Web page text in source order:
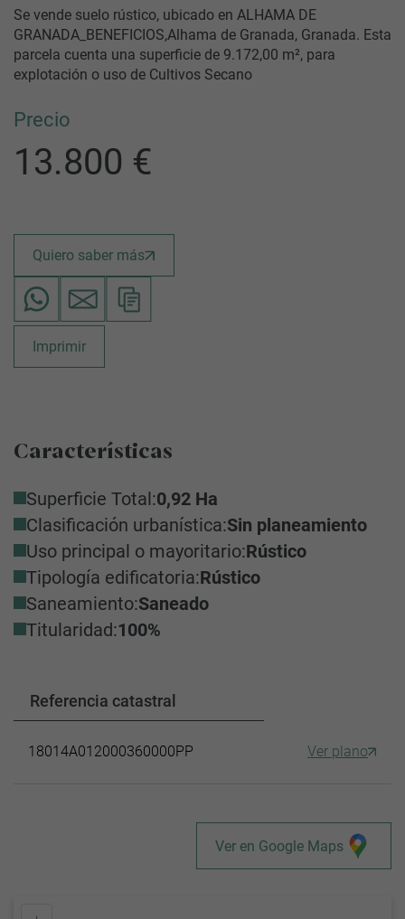
Se vende suelo rústico, ubicado en ALHAMA DE
GRANADA_BENEFICIOS,Alhama de Granada, Granada. Esta
parcela cuenta una superficie de 9.172,00 m², para
explotación o uso de Cultivos Secano
Precio
13.800 €
Quiero saber más
Imprimir
Características
Superficie Total:0,92 Ha
Clasificación urbanística:Sin planeamiento
Uso principal o mayoritario:Rústico
Tipología edificatoria:Rústico
Saneamiento:Saneado
Titularidad:100%
Referencia catastral
18014A012000360000PP Ver plano
Ver en Google Maps